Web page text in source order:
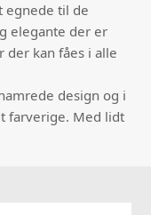
egnede til de
elegante der er
kan fåes i alle
design og i
farverige. Med lidt